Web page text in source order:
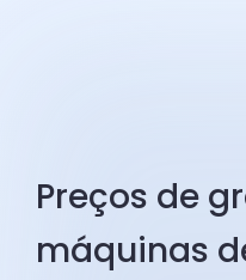
Preços de
máquinas